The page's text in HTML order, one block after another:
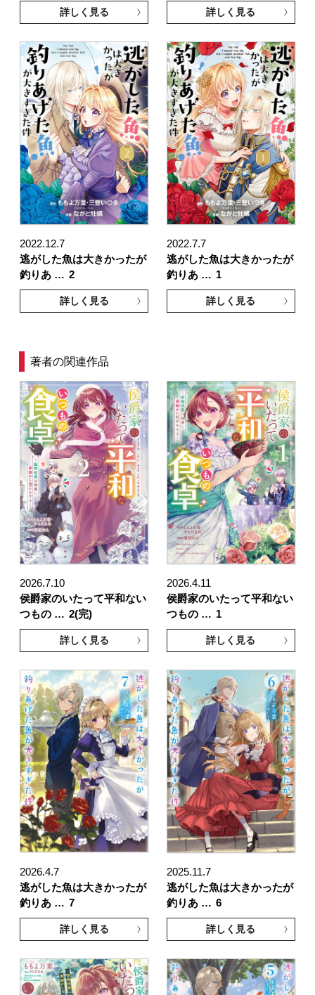
詳しく見る 詳しく見る
2022.12.7
逃がした魚は大きかったが
釣りあ … 2
詳しく見る
2022.7.7
逃がした魚は大きかったが
釣りあ … 1
詳しく見る
著者の関連作品
2026.7.10
侯爵家のいたって平和ない
つもの … 2(完)
詳しく見る
2026.4.11
侯爵家のいたって平和ない
つもの … 1
詳しく見る
2026.4.7
逃がした魚は大きかったが
釣りあ … 7
詳しく見る
2025.11.7
逃がした魚は大きかったが
釣りあ … 6
詳しく見る